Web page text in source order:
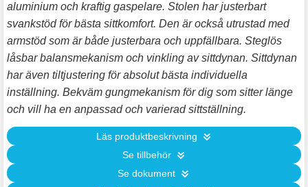
aluminium och kraftig gaspelare. Stolen har justerbart
svankstöd för bästa sittkomfort. Den är också utrustad med
armstöd som är både justerbara och uppfällbara. Steglös
låsbar balansmekanism och vinkling av sittdynan. Sittdynan
har även tiltjustering för absolut bästa individuella
inställning. Bekväm gungmekanism för dig som sitter länge
och vill ha en anpassad och varierad sittställning.
Läs produktbeskrivning
Se tillbehör
Se dokument